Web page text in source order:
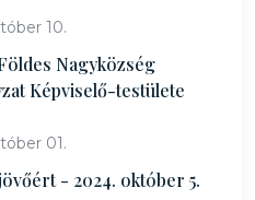
10.
Nagyközség
Képviselő-testülete
01.
- 2024. október 5.